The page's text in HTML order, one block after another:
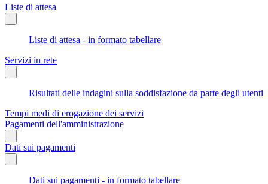
Liste di attesa
Liste di attesa - in formato tabellare
Servizi in rete
Risultati delle indagini sulla soddisfazione da parte degli utenti
Tempi medi di erogazione dei servizi
Pagamenti dell'amministrazione
Dati sui pagamenti
Dati sui pagamenti - in formato tabellare